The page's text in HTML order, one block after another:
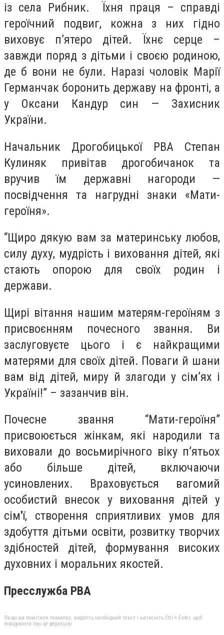
із села Рибник. Їхня праця – справді
героїчний подвиг, кожна з них гідно
виховує п’ятеро дітей. Їхнє серце –
завжди поряд з дітьми і своєю родиною,
де б вони не були. Наразі чоловік Марії
Германчак боронить державу на фронті, а
у Оксани Кандур син — Захисник
України.
Начальник Дрогобицької РВА Степан
Кулиняк привітав дрогобичанок та
вручив їм державні нагороди —
посвідчення та нагрудні знаки «Мати-
героїня».
“Щиро дякую вам за материнську любов,
силу духу, мудрість і виховання дітей, які
стають опорою для своїх родин і
держави.
Щирі вітання нашим матерям-героїням з
присвоєнням почесного звання. Ви
заслуговуєте цього і є найкращими
матерями для своїх дітей. Поваги й шани
вам від дітей, миру й злагоди у сім’ях і
Україні!” – зазанчив він.
Почесне звання “Мати-героїня”
присвоюється жінкам, які народили та
виховали до восьмирічного віку п’ятьох
або більше дітей, включаючи
усиновлених. Враховується вагомий
особистий внесок у виховання дітей у
сім'ї, створення сприятливих умов для
здобуття дітьми освіти, розвитку творчих
здібностей дітей, формування високих
духовних і моральних якостей.
Пресслужба РВА
Якщо ви помітили помилку, виділіть необхідний текст і натисніть Ctrl + Enter, щоб
повідомити про це редакцію